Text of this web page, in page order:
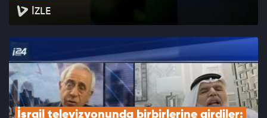
İZLE
İsrail televizyonunda birbirlerine girdiler: